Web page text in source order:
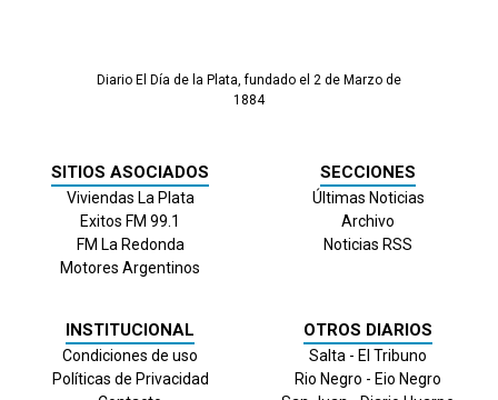
Diario El Día de la Plata, fundado el 2 de Marzo de
1884
SITIOS ASOCIADOS
Viviendas La Plata
Exitos FM 99.1
FM La Redonda
Motores Argentinos
SECCIONES
Últimas Noticias
Archivo
Noticias RSS
INSTITUCIONAL
Condiciones de uso
Políticas de Privacidad
OTROS DIARIOS
Salta - El Tribuno
Rio Negro - Eio Negro